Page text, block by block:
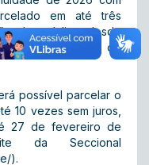
em até três
de crédito, desde
até 30 de janeiro de
possível parcelar o
10 vezes sem juros,
27 de fevereiro de
da Seccional
).